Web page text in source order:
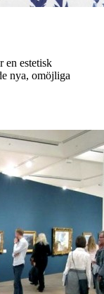
en estetisk
nya, omöjliga